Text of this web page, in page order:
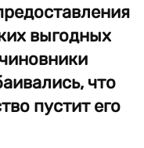
выгодных
что
пустит его